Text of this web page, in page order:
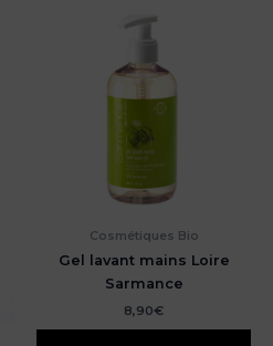
Cosmétiques Bio
Gel lavant mains Loire
Sarmance
8,90€